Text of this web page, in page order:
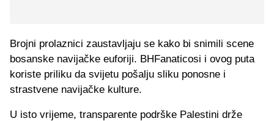
Brojni prolaznici zaustavljaju se kako bi snimili scene
bosanske navijačke euforiji. BHFanaticosi i ovog puta
koriste priliku da svijetu pošalju sliku ponosne i
strastvene navijačke kulture.
U isto vrijeme, transparente podrške Palestini drže